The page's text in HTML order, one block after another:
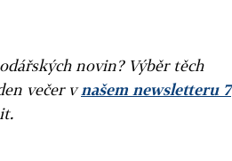
novin? Výběr těch
večer vnašem newsletteru 7